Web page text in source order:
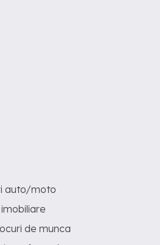
auto/moto
de munca